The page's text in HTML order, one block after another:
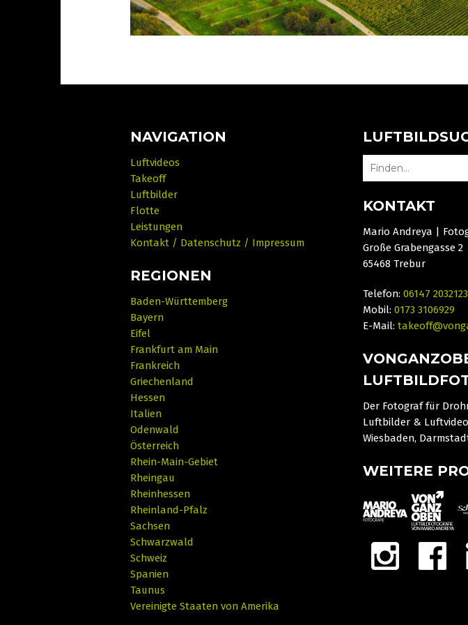
NAVIGATION
Luftvideos
Takeoff
Luftbilder
Flotte
Leistungen
Kontakt / Datenschutz / Impressum
REGIONEN
Baden-Württemberg
Bayern
Eifel
Frankfurt am Main
Frankreich
Griechenland
Hessen
Italien
Odenwald
Österreich
Rhein-Main-Gebiet
Rheingau
Rheinhessen
Rheinland-Pfalz
Sachsen
Schwarzwald
Schweiz
Spanien
Taunus
Vereinigte Staaten von Amerika
SEARCH
FOR:
KONTAKT
Mario Andreya |
Große Grabengasse 2
65468 Trebur
Telefon:06147 2032123
Mobil:0173 3106929
E-Mail:
Der Fotograf für
Luftbilder &
Wiesbaden,
WEITERE